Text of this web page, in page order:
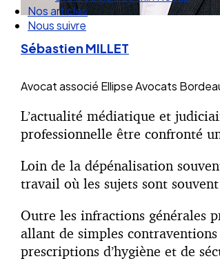
Nos articles
Nous suivre
Sébastien MILLET
Avocat associé Ellipse Avocats
L’actualité médiatique et
professionnelle être confronté
Loin de la dépénalisation
travail où les sujets sont
Outre les infractions générales
allant de simples
prescriptions d’hygiène et de